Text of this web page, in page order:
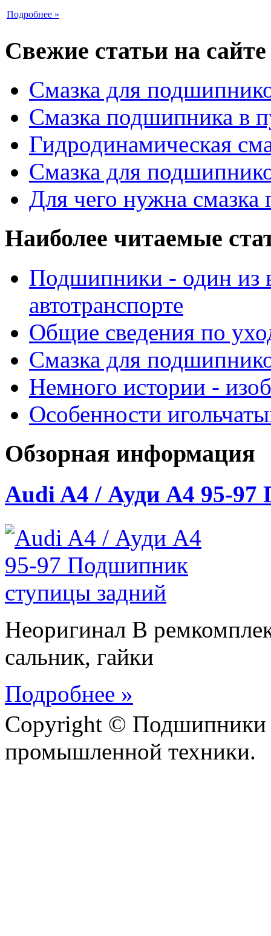
Подробнее »
Свежие статьи на сайте
Смазка для
Смазка подшипника в
Гидродинамическая
Смазка для
Для чего нужна
Наиболее читаемые
Подшипники - один из
автотранспорте
Общие сведения по
Смазка для
Немного истории -
Особенности
Обзорная информация
Audi A4 / Ауди А4 95-97
Неоригинал В
сальник, гайки
Подробнее »
Copyright © Подшипники
промышленной техники.